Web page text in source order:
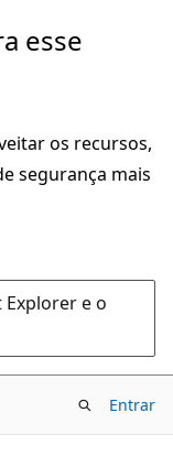
esse
os recursos,
segurança mais
e o
Entrar